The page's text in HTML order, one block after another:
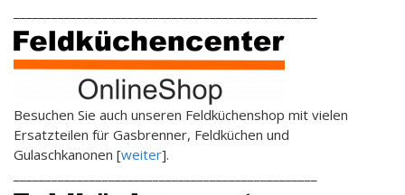
Besuchen Sie auch unseren Feldküchenshop mit vielen
Ersatzteilen für Gasbrenner, Feldküchen und
Gulaschkanonen [weiter].